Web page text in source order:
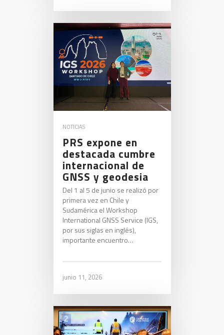
NOTICIAS
PRS expone en
destacada cumbre
internacional de
GNSS y geodesia
Del 1 al 5 de junio se realizó por
primera vez en Chile y
Sudamérica el Workshop
International GNSS Service (IGS,
por sus siglas en inglés),
importante encuentro…
junio 11, 2026